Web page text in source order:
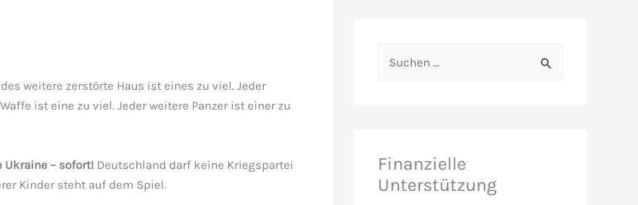
weitere zerstörte Haus ist eines zu viel. Jeder
ist eine zu viel. Jeder weitere Panzer ist einer zu
– sofort! Deutschland darf keine Kriegspartei
Kinder steht auf dem Spiel.
n
Finanzielle
Unterstützung